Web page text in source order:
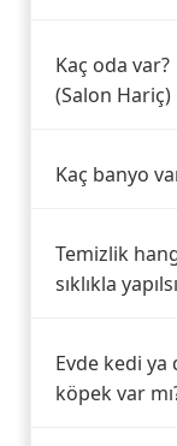
Kaç oda var?
(Salon Hariç)
Kaç banyo
Temizlik
sıklıkla
Evde kedi ya
köpek var